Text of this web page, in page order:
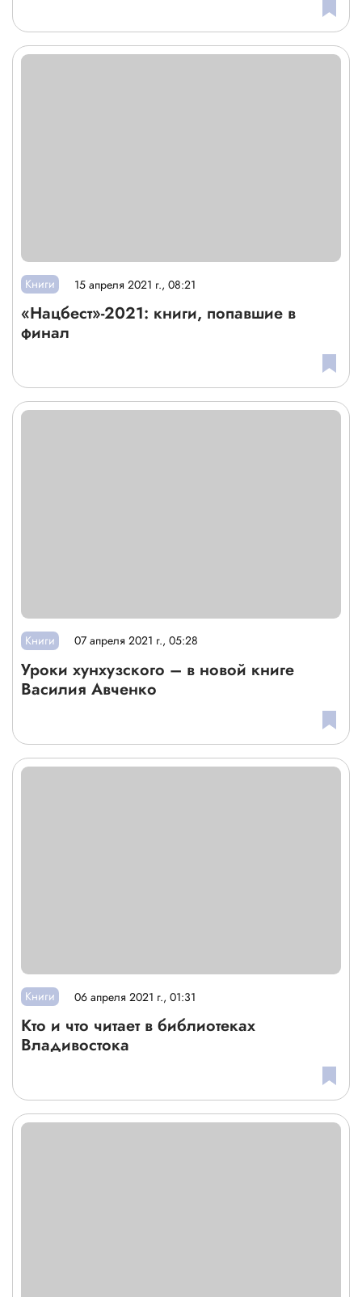
Книги 15 апреля 2021 г., 08:21
«Нацбест»-2021: книги, попавшие в
финал
Книги 07 апреля 2021 г., 05:28
Уроки хунхузского – в новой книге
Василия Авченко
Книги 06 апреля 2021 г., 01:31
Кто и что читает в библиотеках
Владивостока